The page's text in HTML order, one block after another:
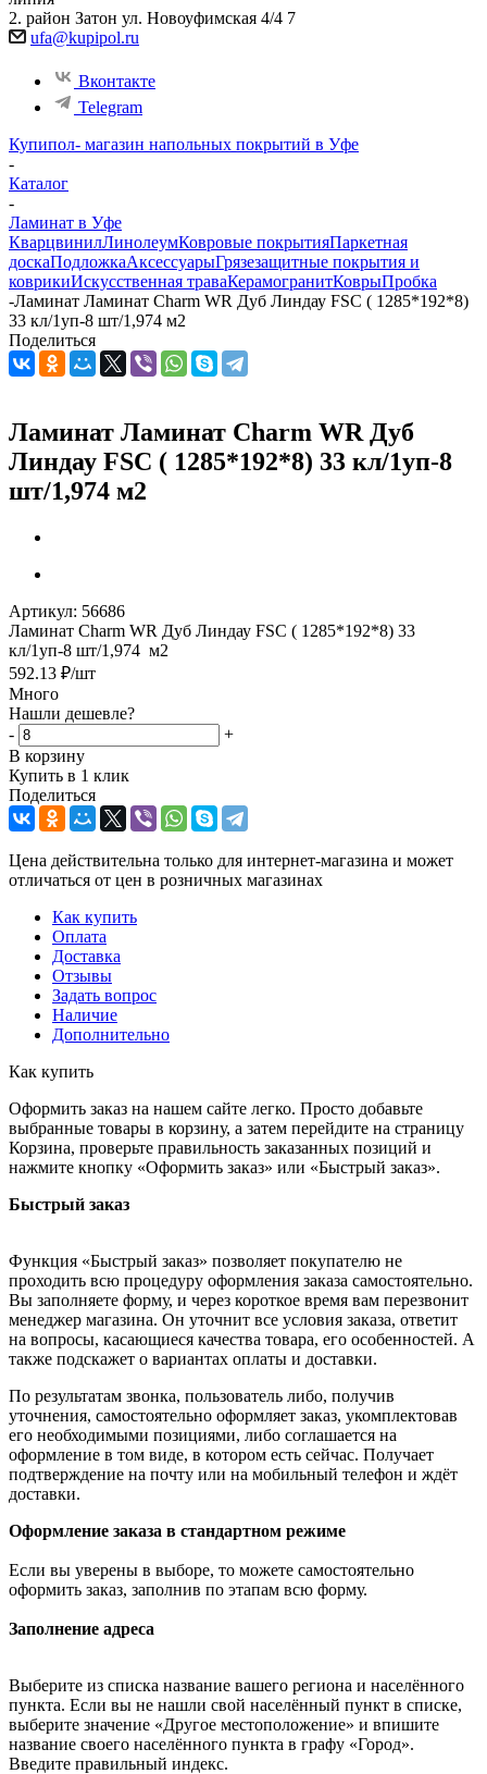
2. район Затон ул. Новоуфимская 4/4 7
ufa@kupipol.ru
Вконтакте
Telegram
Купипол- магазин напольных покрытий в Уфе
-
Каталог
-
Ламинат в Уфе
КварцвинилЛинолеумКовровые покрытияПаркетная
доскаПодложкаАксессуарыГрязезащитные покрытия и
коврикиИскусственная траваКерамогранитКоврыПробка
-Ламинат Ламинат Charm WR Дуб Линдау FSC ( 1285*192*8)
33 кл/1уп-8 шт/1,974 м2
Поделиться
Ламинат Ламинат Charm WR Дуб
Линдау FSC ( 1285*192*8) 33 кл/1уп-8
шт/1,974 м2
Артикул: 56686
Ламинат Charm WR Дуб Линдау FSC ( 1285*192*8) 33
кл/1уп-8 шт/1,974 м2
592.13 ₽/шт
Много
Нашли дешевле?
-
+
В корзину
Купить в 1 клик
Поделиться
Цена действительна только для интернет-магазина и может
отличаться от цен в розничных магазинах
Как купить
Оплата
Доставка
Отзывы
Задать вопрос
Наличие
Дополнительно
Как купить
Оформить заказ на нашем сайте легко. Просто добавьте
выбранные товары в корзину, а затем перейдите на страницу
Корзина, проверьте правильность заказанных позиций и
нажмите кнопку «Оформить заказ» или «Быстрый заказ».
Быстрый заказ
Функция «Быстрый заказ» позволяет покупателю не
проходить всю процедуру оформления заказа самостоятельно.
Вы заполняете форму, и через короткое время вам перезвонит
менеджер магазина. Он уточнит все условия заказа, ответит
на вопросы, касающиеся качества товара, его особенностей. А
также подскажет о вариантах оплаты и доставки.
По результатам звонка, пользователь либо, получив
уточнения, самостоятельно оформляет заказ, укомплектовав
его необходимыми позициями, либо соглашается на
оформление в том виде, в котором есть сейчас. Получает
подтверждение на почту или на мобильный телефон и ждёт
доставки.
Оформление заказа в стандартном режиме
Если вы уверены в выборе, то можете самостоятельно
оформить заказ, заполнив по этапам всю форму.
Заполнение адреса
Выберите из списка название вашего региона и населённого
пункта. Если вы не нашли свой населённый пункт в списке,
выберите значение «Другое местоположение» и впишите
название своего населённого пункта в графу «Город».
Введите правильный индекс.